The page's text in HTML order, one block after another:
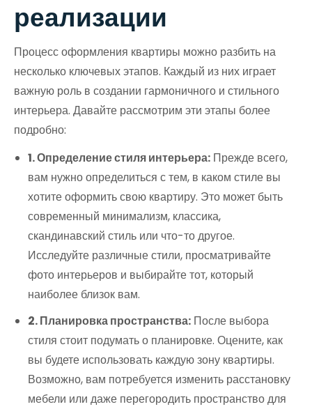
реализации
Процесс оформления квартиры можно разбить на
несколько ключевых этапов. Каждый из них играет
важную роль в создании гармоничного и стильного
интерьера. Давайте рассмотрим эти этапы более
подробно:
1. Определение стиля интерьера: Прежде всего,
вам нужно определиться с тем, в каком стиле вы
хотите оформить свою квартиру. Это может быть
современный минимализм, классика,
скандинавский стиль или что-то другое.
Исследуйте различные стили, просматривайте
фото интерьеров и выбирайте тот, который
наиболее близок вам.
2. Планировка пространства: После выбора
стиля стоит подумать о планировке. Оцените, как
вы будете использовать каждую зону квартиры.
Возможно, вам потребуется изменить расстановку
мебели или даже перегородить пространство для